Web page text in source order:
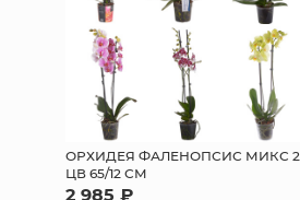
ОРХИДЕЯ ФАЛЕНОПСИС МИКС 2
ЦВ 65/12 СМ
2 985 ₽